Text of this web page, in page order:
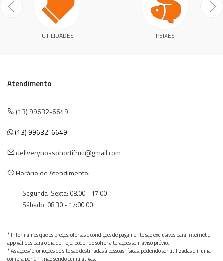
UTILIDADES PEIXES
Atendimento
(13) 99632-6649
(13) 99632-6649
deliverynossohortifruti@gmail.com
Horário de Atendimento:
Segunda-Sexta: 08.00 - 17.00
Sábado: 08.30 - 17:00:00
* Informamos que os preços, ofertas e condições de pagamento são exclusivos para internet e
app válidos para o dia de hoje, podendo sofrer alterações sem aviso prévio.
* As ações/promoções do site são destinadas à pessoas físicas, podendo ser utilizadas em uma
compra por CPF, não sendo cumulativas.